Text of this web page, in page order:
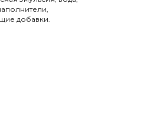
добавки.